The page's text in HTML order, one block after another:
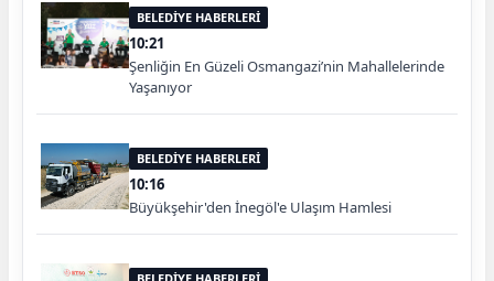
BELEDİYE HABERLERİ
10:21
Şenliğin En Güzeli Osmangazi’nin Mahallelerinde
Yaşanıyor
BELEDİYE HABERLERİ
10:16
Büyükşehir'den İnegöl'e Ulaşım Hamlesi